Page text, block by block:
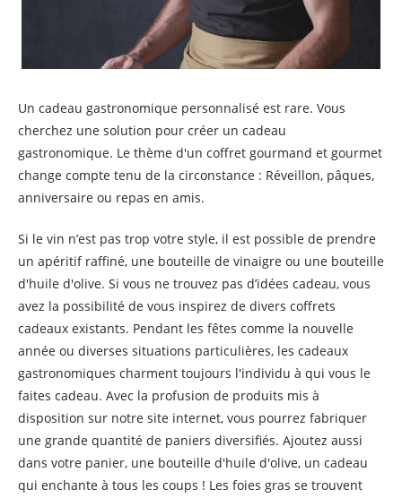
Un cadeau gastronomique personnalisé est rare. Vous
cherchez une solution pour créer un cadeau
gastronomique. Le thème d'un coffret gourmand et gourmet
change compte tenu de la circonstance : Réveillon, pâques,
anniversaire ou repas en amis.
Si le vin n’est pas trop votre style, il est possible de prendre
un apéritif raffiné, une bouteille de vinaigre ou une bouteille
d'huile d'olive. Si vous ne trouvez pas d’idées cadeau, vous
avez la possibilité de vous inspirez de divers coffrets
cadeaux existants. Pendant les fêtes comme la nouvelle
année ou diverses situations particulières, les cadeaux
gastronomiques charment toujours l'individu à qui vous le
faites cadeau. Avec la profusion de produits mis à
disposition sur notre site internet, vous pourrez fabriquer
une grande quantité de paniers diversifiés. Ajoutez aussi
dans votre panier, une bouteille d'huile d'olive, un cadeau
qui enchante à tous les coups ! Les foies gras se trouvent